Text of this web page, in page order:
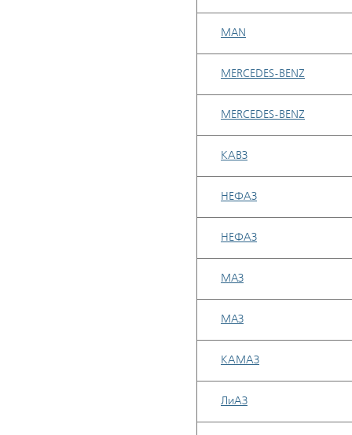
MAN
MERCEDES-BENZ
MERCEDES-BENZ
КАВЗ
НЕФАЗ
НЕФАЗ
МAЗ
МAЗ
КАМАЗ
ЛиАЗ